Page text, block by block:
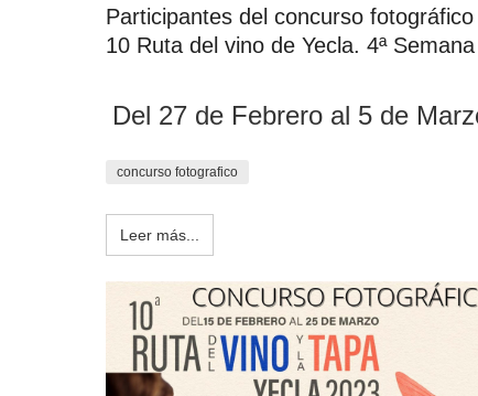
Participantes del concurso fotográfico
10 Ruta del vino de Yecla. 4ª Semana
Del 27 de Febrero al 5 de
concurso fotografico
Leer más...